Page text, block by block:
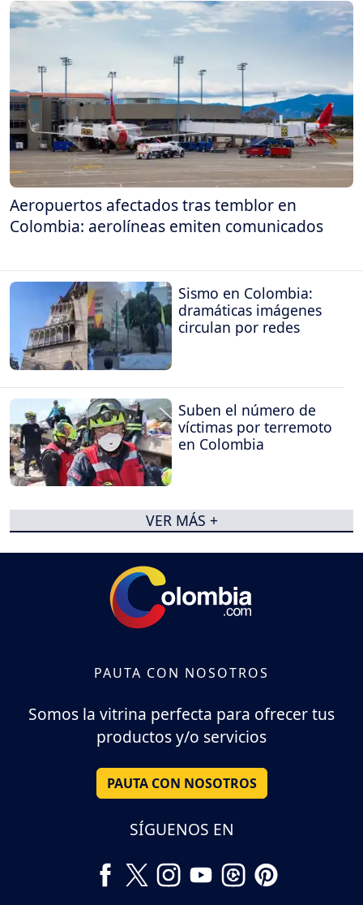
Aeropuertos afectados tras temblor en
Colombia: aerolíneas emiten comunicados
Sismo en Colombia:
dramáticas imágenes
circulan por redes
Suben el número de
víctimas por terremoto
en Colombia
VER MÁS +
PAUTA CON NOSOTROS
Somos la vitrina perfecta para ofrecer tus
productos y/o servicios
PAUTA CON NOSOTROS
SÍGUENOS EN